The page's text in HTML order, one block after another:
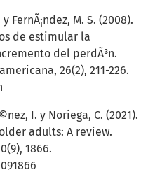
FernÃ¡ndez, M. S. (2008).
de estimular la
del perdÃ³n.
26(2), 211-226.
I. y Noriega, C. (2021).
adults: A review.
1866.